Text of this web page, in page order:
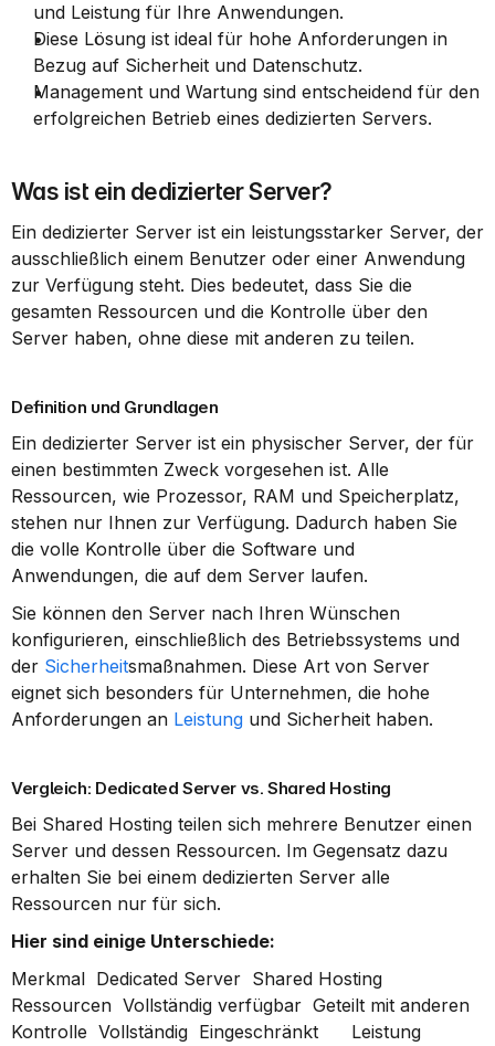
und Leistung für Ihre Anwendungen.
Diese Lösung ist ideal für hohe Anforderungen in
Bezug auf Sicherheit und Datenschutz.
Management und Wartung sind entscheidend für den
erfolgreichen Betrieb eines dedizierten Servers.
Was ist ein dedizierter Server?
Ein dedizierter Server ist ein leistungsstarker Server, der
ausschließlich einem Benutzer oder einer Anwendung
zur Verfügung steht. Dies bedeutet, dass Sie die
gesamten Ressourcen und die Kontrolle über den
Server haben, ohne diese mit anderen zu teilen.
Definition und Grundlagen
Ein dedizierter Server ist ein physischer Server, der für
einen bestimmten Zweck vorgesehen ist. Alle
Ressourcen, wie Prozessor, RAM und Speicherplatz,
stehen nur Ihnen zur Verfügung. Dadurch haben Sie
die volle Kontrolle über die Software und
Anwendungen, die auf dem Server laufen.
Sie können den Server nach Ihren Wünschen
konfigurieren, einschließlich des Betriebssystems und
der Sicherheitsmaßnahmen. Diese Art von Server
eignet sich besonders für Unternehmen, die hohe
Anforderungen an Leistung und Sicherheit haben.
Vergleich: Dedicated Server vs. Shared Hosting
Bei Shared Hosting teilen sich mehrere Benutzer einen
Server und dessen Ressourcen. Im Gegensatz dazu
erhalten Sie bei einem dedizierten Server alle
Ressourcen nur für sich.
Hier sind einige Unterschiede:
Merkmal  Dedicated Server  Shared Hosting
Ressourcen  Vollständig verfügbar  Geteilt mit anderen
Kontrolle  Vollständig  Eingeschränkt      Leistung